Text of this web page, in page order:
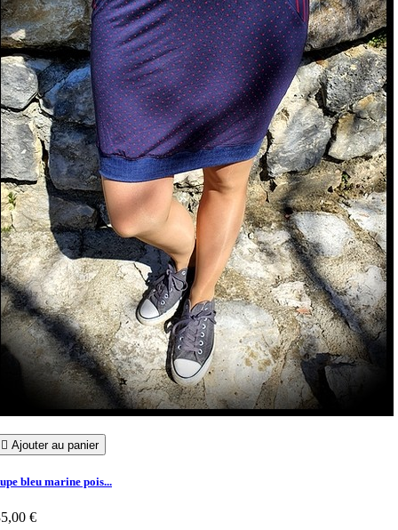
 Ajouter au panier
bleu marine pois...
€